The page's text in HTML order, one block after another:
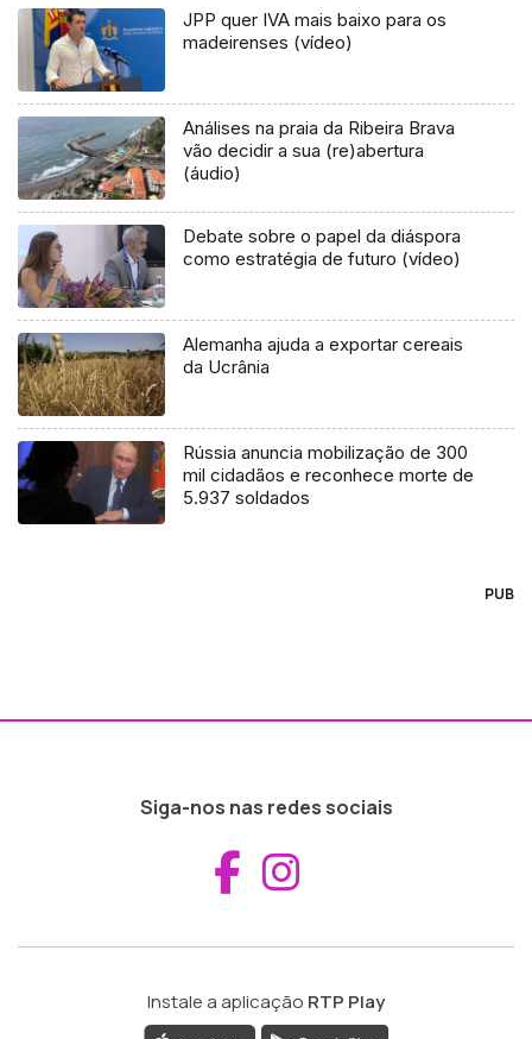
JPP quer IVA mais baixo para os
madeirenses (vídeo)
Análises na praia da Ribeira Brava
vão decidir a sua (re)abertura
(áudio)
Debate sobre o papel da diáspora
como estratégia de futuro (vídeo)
Alemanha ajuda a exportar cereais
da Ucrânia
Rússia anuncia mobilização de 300
mil cidadãos e reconhece morte de
5.937 soldados
PUB
Siga-nos nas redes sociais
Aceder ao
Instale a aplicação RTP Play